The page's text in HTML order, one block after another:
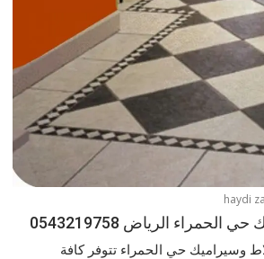
الرياض 0543219758
وسيراميك حي الحمراء تتوفر كافة